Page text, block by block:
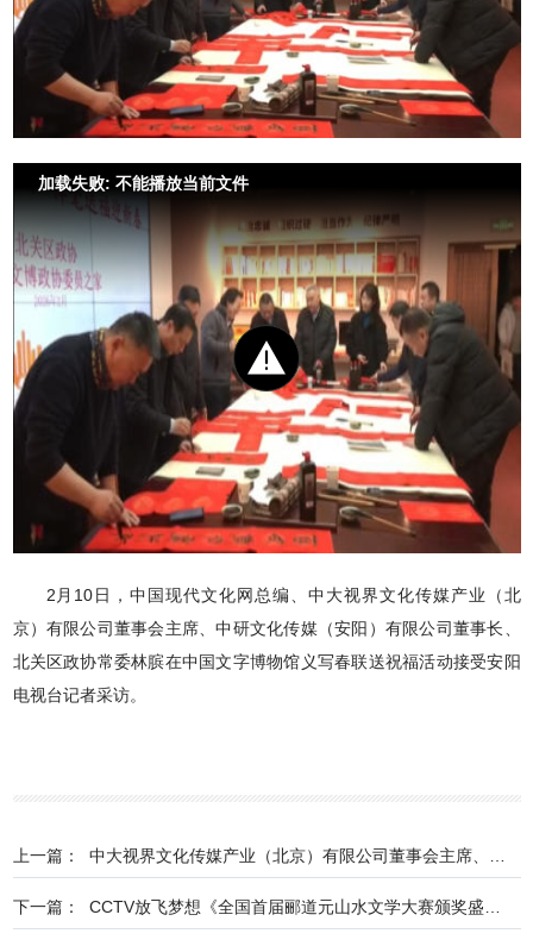
加载失败: 不能播放当前文件
2月10日，中国现代文化网总编、中大视界文化传媒产业（北
京）有限公司董事会主席、中研文化传媒（安阳）有限公司董事长、
北关区政协常委林膑在中国文字博物馆义写春联送祝福活动接受安阳
电视台记者采访。
上一篇： 中大视界文化传媒产业（北京）有限公司董事会主席、央大视界网总编林膑在2026年北关区“两会”上接受记者采访
下一篇： CCTV放飞梦想《全国首届郦道元山水文学大赛颁奖盛典纪实》